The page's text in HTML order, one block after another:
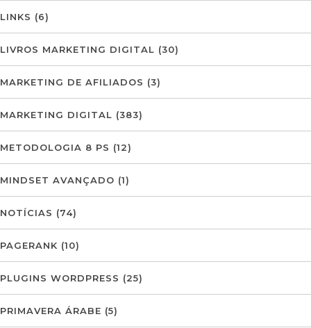
LINKS (6)
LIVROS MARKETING DIGITAL (30)
MARKETING DE AFILIADOS (3)
MARKETING DIGITAL (383)
METODOLOGIA 8 PS (12)
MINDSET AVANÇADO (1)
NOTÍCIAS (74)
PAGERANK (10)
PLUGINS WORDPRESS (25)
PRIMAVERA ÁRABE (5)